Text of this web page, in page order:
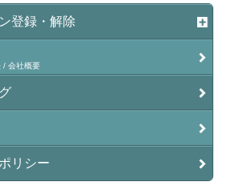
登録・解除
/ 会社概要
リシー